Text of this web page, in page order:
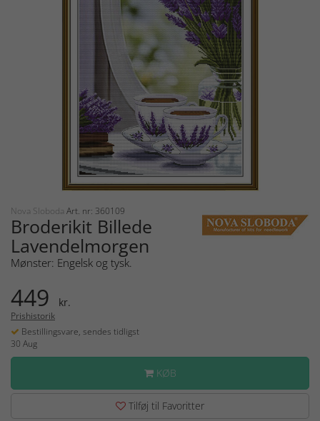
Nova Sloboda Art. nr: 360109
Broderikit Billede
Lavendelmorgen
Mønster: Engelsk og tysk.
449 kr.
Prishistorik
Bestillingsvare, sendes tidligst
30 Aug
KØB
Tilføj til Favoritter